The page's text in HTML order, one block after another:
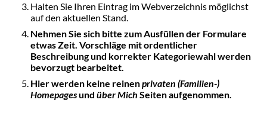
Halten Sie Ihren Eintrag im Webverzeichnis möglichst
auf den aktuellen Stand.
Nehmen Sie sich bitte zum Ausfüllen der Formulare
etwas Zeit. Vorschläge mit ordentlicher
Beschreibung und korrekter Kategoriewahl werden
bevorzugt bearbeitet.
Hier werden keine reinenprivaten (Familien-)
Homepagesund über Mich Seiten aufgenommen.